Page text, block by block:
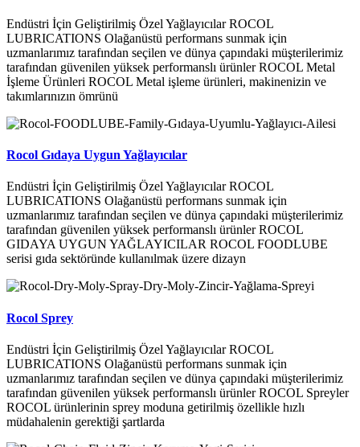
Endüstri İçin Geliştirilmiş Özel Yağlayıcılar ROCOL
LUBRICATIONS Olağanüstü performans sunmak için
uzmanlarımız tarafından seçilen ve dünya çapındaki müşterilerimiz
tarafından güvenilen yüksek performanslı ürünler ROCOL Metal
İşleme Ürünleri ROCOL Metal işleme ürünleri, makinenizin ve
takımlarınızın ömrünü
Rocol Gıdaya Uygun Yağlayıcılar
Endüstri İçin Geliştirilmiş Özel Yağlayıcılar ROCOL
LUBRICATIONS Olağanüstü performans sunmak için
uzmanlarımız tarafından seçilen ve dünya çapındaki müşterilerimiz
tarafından güvenilen yüksek performanslı ürünler ROCOL
GIDAYA UYGUN YAĞLAYICILAR ROCOL FOODLUBE
serisi gıda sektöründe kullanılmak üzere dizayn
Rocol Sprey
Endüstri İçin Geliştirilmiş Özel Yağlayıcılar ROCOL
LUBRICATIONS Olağanüstü performans sunmak için
uzmanlarımız tarafından seçilen ve dünya çapındaki müşterilerimiz
tarafından güvenilen yüksek performanslı ürünler ROCOL Spreyler
ROCOL ürünlerinin sprey moduna getirilmiş özellikle hızlı
müdahalenin gerektiği şartlarda